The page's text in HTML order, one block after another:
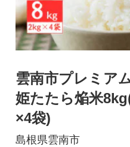
雲南市プレミア
姫たたら焔米
×4袋)
島根県雲南市